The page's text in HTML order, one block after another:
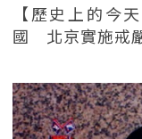
【歷史上的今
國 北京實施戒